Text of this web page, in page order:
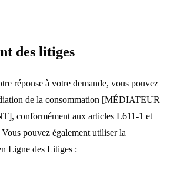
des litiges
réponse à votre demande, vous pouvez
de la consommation [MÉDIATEUR
conformément aux articles L611-1 et
pouvez également utiliser la
Ligne des Litiges :